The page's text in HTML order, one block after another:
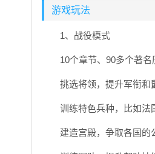
游戏玩法
1、战役模式
10个章节、90多个著名
挑选将领，提升军衔和
训练特色兵种，比如法
建造宫殿，争取各国的